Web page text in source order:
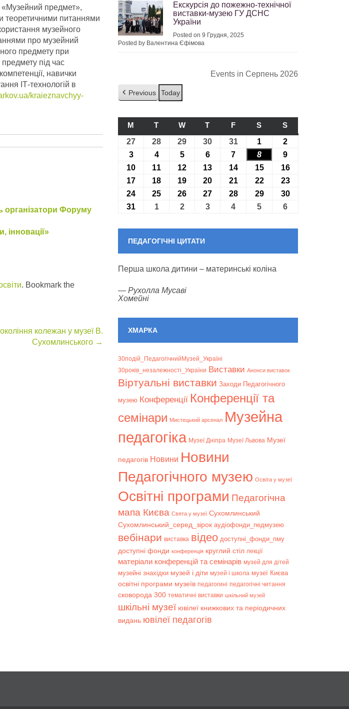
«Музейний предмет»,
теоретичними питаннями
музейного
про музейний
предмету при
предмету під час
навички
ІТ-технологій в
kraieznavchyy-
організатори Форуму
інновації»
. Bookmark the
колежан у музеї В.
Сухомлинського →
Екскурсія до пожежно-технічної
виставки-музею ГУ ДСНС
України
Posted on 9 Грудня, 2025
Posted by Валентина Єфімова
Events in Серпень 2026
Previous Today
M ПОНЕДІЛОК
T ВІВТОРОК
WСЕРЕДА
T ЧЕТВЕР
FП’ЯТНИЦЯ
S СУБОТА
S
27 27.07.2026
28 28.07.2026
29 29.07.2026
30 30.07.2026
3131.07.2026
1 01.08.2026
2
303.08.2026
404.08.2026
505.08.2026
606.08.2026
7 07.08.2026
8 08.08.2026
9
10 10.08.2026
11 11.08.2026
12 12.08.2026
13 13.08.2026
1414.08.2026
1515.08.2026
1616.08.2026
17 17.08.2026
18 18.08.2026
19 19.08.2026
20 20.08.2026
2121.08.2026
2222.08.2026
2323.08.2026
24 24.08.2026
25 25.08.2026
26 26.08.2026
27 27.08.2026
2828.08.2026
2929.08.2026
3030.08.2026
31 31.08.2026
101.09.2026
202.09.2026
303.09.2026
4 04.09.2026
5 05.09.2026
6
ПЕДАГОГІЧНІ ЦИТАТИ
Перша школа дитини – материнські коліна
— Рухолла Мусаві
Хомейні
ХМАРКА
30подій_ПедагогічнийМузей_Україні
30років_незалежності_України Bиставки Анонси виставок
Віртуальні виставки Заходи Педагогічного
музею Конференції Конференції та
семінари Мистецький арсенал Музейна
педагогіка Музеї Дніпра Музеї Львова Музеї
педагогів Новини Новини
Педагогічного музею Освіта у музеї
Освітні програми Педагогічна
мапа Києва Свята у музеї Сухомлинський
Сухомлинський_серед_зірок аудіофонди_педмузею
вебінари виставка відео доступні_фонди_пму
доступні фонди конференція круглий стіл лекції
матеріали конференцій та семінарів музей для дітей
музейні знахідки музей і діти музей і школа музеї Києва
освітні програми музеїв педагогині педагогічні читання
сковорода 300 тематичні виставки шкільний музей
шкільні музеї ювілеї книжкових та періодичних
видань ювілеї педагогів